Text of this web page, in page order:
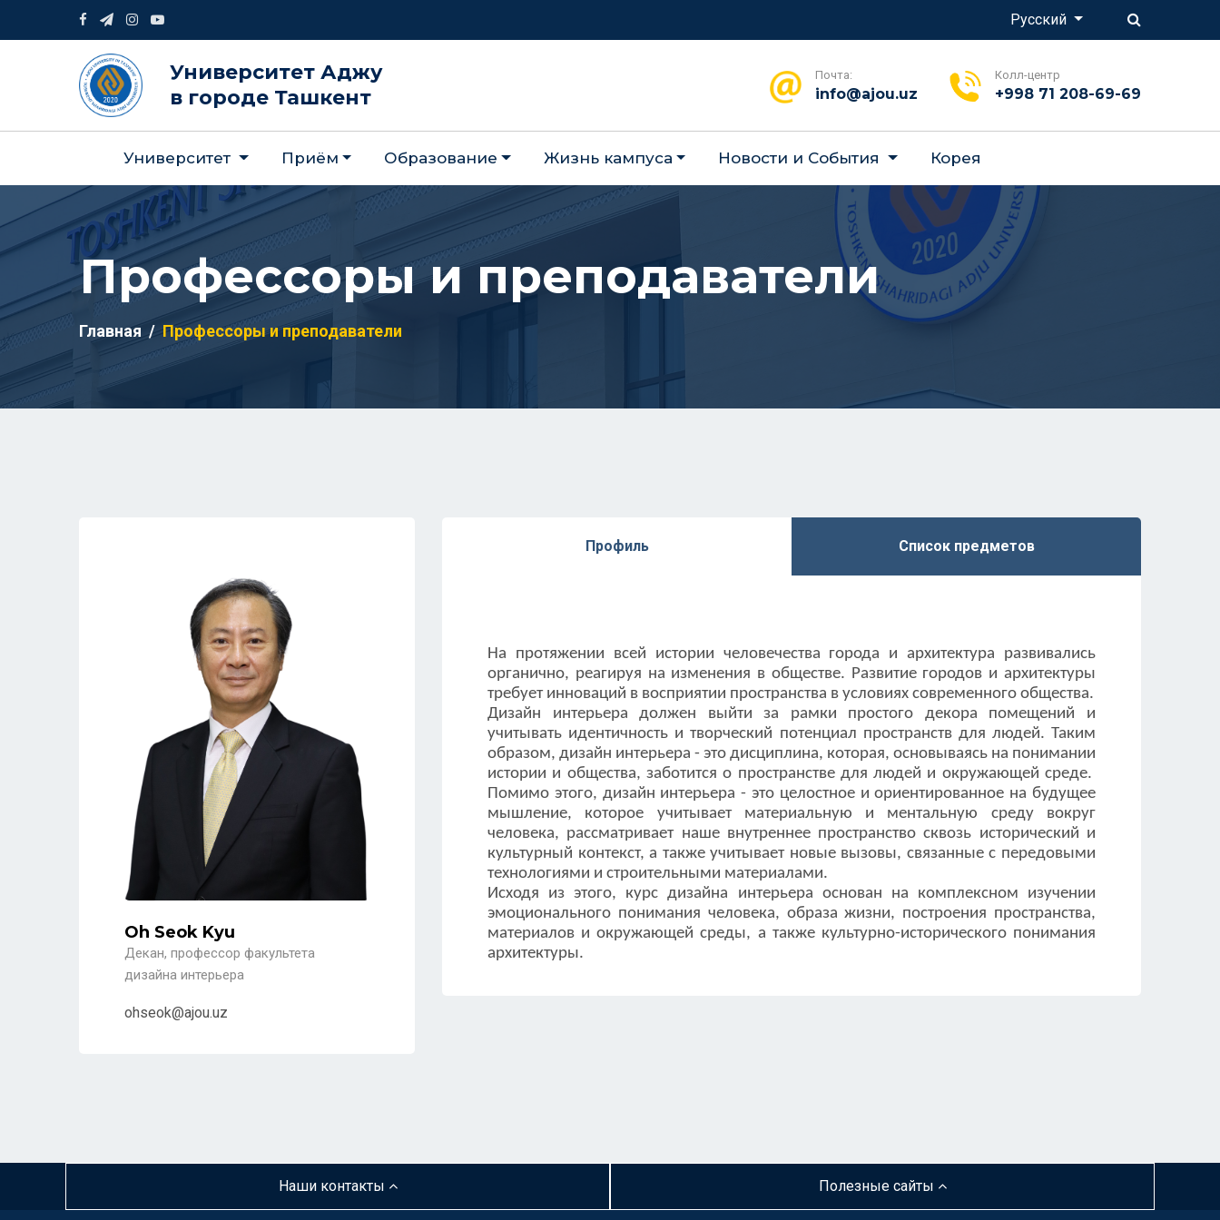
Русский
Университет Аджу
в городе Ташкент
Почта:
info@ajou.uz
Колл-центр
+998 71 208-69-69
Университет Приём Образование Жизнь кампуса Новости и События Корея
Профессоры и преподаватели
Главная Профессоры и преподаватели
Oh Seok Kyu
Декан, профессор факультета
дизайна интерьера
ohseok@ajou.uz
Профиль Список предметов
На протяжении всей истории человечества города и архитектура развивались
органично, реагируя на изменения в обществе. Развитие городов и архитектуры
требует инноваций в восприятии пространства в условиях современного общества.
Дизайн интерьера должен выйти за рамки простого декора помещений и
учитывать идентичность и творческий потенциал пространств для людей. Таким
образом, дизайн интерьера - это дисциплина, которая, основываясь на понимании
истории и общества, заботится о пространстве для людей и окружающей среде.
Помимо этого, дизайн интерьера - это целостное и ориентированное на будущее
мышление, которое учитывает материальную и ментальную среду вокруг
человека, рассматривает наше внутреннее пространство сквозь исторический и
культурный контекст, а также учитывает новые вызовы, связанные с передовыми
технологиями и строительными материалами.
Исходя из этого, курс дизайна интерьера основан на комплексном изучении
эмоционального понимания человека, образа жизни, построения пространства,
материалов и окружающей среды, а также культурно-исторического понимания
архитектуры.
Наши контакты Полезные сайты